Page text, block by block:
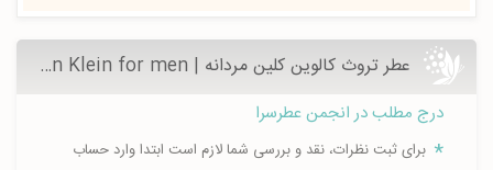
عطر تروث کالوین کلین مردانه | Truth Calvin Klein for men - عطرسرا
درج مطلب در انجمن عطرسرا
برای ثبت نظرات، نقد و بررسی شما لازم است ابتدا وارد حساب